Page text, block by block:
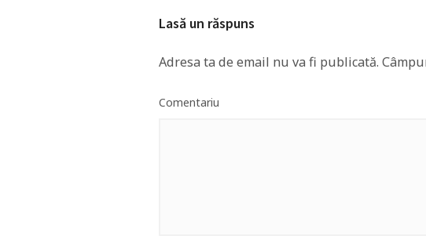
Lasă un răspuns
Adresa ta de email nu va fi publicată.
Comentariu